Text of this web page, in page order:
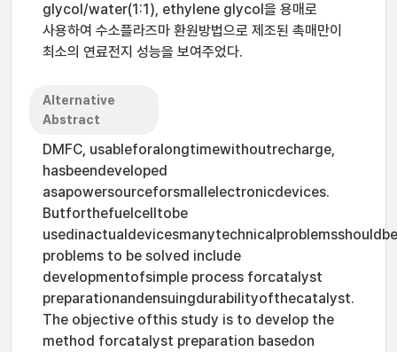
glycol/water(1:1), ethylene glycol을 용매로
사용하여 수소플라즈마 환원방법으로 제조된 촉매만이
최소의 연료전지 성능을 보여주었다.
Alternative
Abstract
DMFC, usableforalongtimewithoutrecharge,
hasbeendeveloped
asapowersourceforsmallelectronicdevices.
Butforthefuelcelltobe
problems to be solved include
developmentofsimple process forcatalyst
preparationandensuingdurabilityofthecatalyst.
The objective ofthis study is to develop the
method forcatalyst preparation basedon